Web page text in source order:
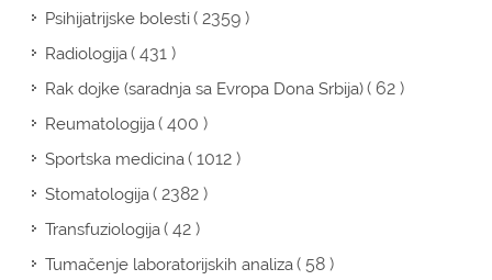
Psihijatrijske bolesti( 2359 )
Radiologija( 431 )
Rak dojke (saradnja sa Evropa Dona Srbija)( 62 )
Reumatologija( 400 )
Sportska medicina( 1012 )
Stomatologija( 2382 )
Transfuziologija( 42 )
Tumačenje laboratorijskih analiza( 58 )